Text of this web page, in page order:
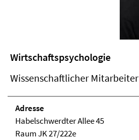
Wirtschaftspsychologie
Wissenschaftlicher Mitarbeiter
Adresse
Habelschwerdter Allee 45
Raum JK 27/222e